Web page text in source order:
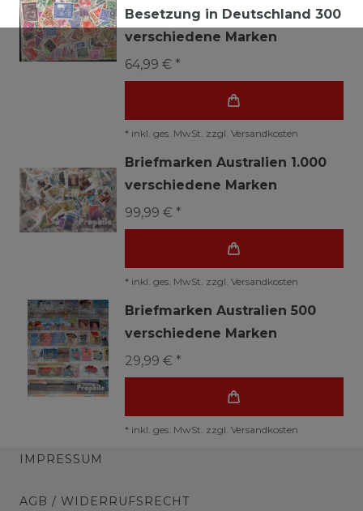
Besetzung in Deutschland 300
verschiedene Marken
64,99 € *
* inkl. ges. MwSt. zzgl. Versandkosten
Briefmarken Australien 1.000
verschiedene Marken
99,99 € *
* inkl. ges. MwSt. zzgl. Versandkosten
Briefmarken Australien 500
verschiedene Marken
29,99 € *
* inkl. ges. MwSt. zzgl. Versandkosten
IMPRESSUM
AGB / WIDERRUFSRECHT